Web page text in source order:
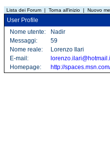
Lista dei Forum | Torna all'inizio | Nuovo
User Profile
Nome utente:
Nadir
Messaggi:
59
Nome reale:
Lorenzo Ilari
E-mail:
Homepage:
http://